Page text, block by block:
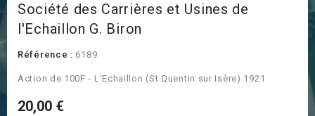
Société des Carrières et Usines de
l'Echaillon G. Biron
Référence : 6189
Action de 100F - L'Echaillon (St Quentin sur Isère) 1921
20,00 €